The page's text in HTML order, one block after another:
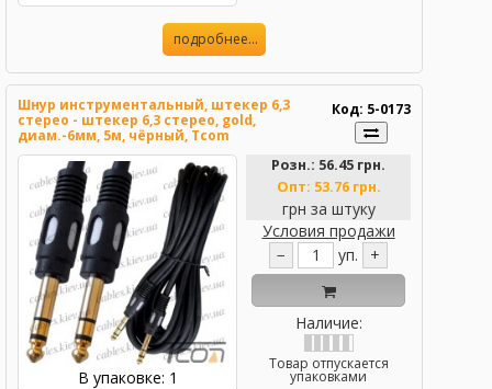
подробнее...
Шнур инструментальный, штекер 6,3
стерео - штекер 6,3 стерео, gold,
диам.-6мм, 5м, чёрный, Tcom
Код: 5-0173
В упаковке: 1
Розн.: 56.45 грн.
Опт: 53.76 грн.
грн за штуку
Условия продажи
−
уп. +
Наличие:
Товар отпускается
упаковками